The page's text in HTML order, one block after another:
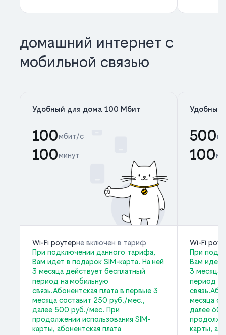
домашний интернет с
мобильной связью
Удобный для дома 100 Мбит
100мбит/с
100минут
Wi-Fi роутерне включен в тариф
При подключении данного тарифа,
Вам идет в подарок SIM-карта. На ней
3 месяца действует бесплатный
период на мобильную
связь.Абонентская плата в первые 3
месяца составит 250 руб./мес.,
далее 500 руб./мес. При
продолжении использования SIM-
карты, абонентская плата
Удобный
500
100
Wi-Fi
При
Вам идет
3 месяца
период
месяца
далее
карты,